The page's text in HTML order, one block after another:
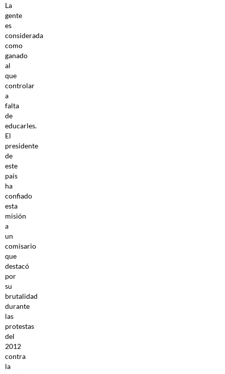
La
gente
es
considerada
como
ganado
al
que
controlar
a
falta
de
educarles.
El
presidente
de
este
país
ha
confiado
esta
misión
a
un
comisario
que
destacó
por
su
brutalidad
durante
las
protestas
del
2012
contra
la